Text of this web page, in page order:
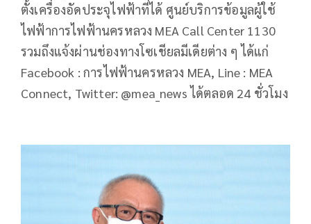
ตั้งเครื่องอัดประจุไฟฟ้าที่ได้ ศูนย์บริการข้อมูลผู้ใช้
ไฟฟ้าการไฟฟ้านครหลวง MEA Call Center 1130
รวมถึงแจ้งผ่านช่องทางโซเชียลมีเดียต่าง ๆ ได้แก่
Facebook : การไฟฟ้านครหลวง MEA, Line : MEA
Connect, Twitter: @mea_news ได้ตลอด 24 ชั่วโมง